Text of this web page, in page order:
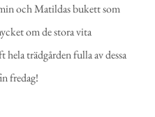
och Matildas bukett som
om de stora vita
hela trädgården fulla av dessa
fredag!